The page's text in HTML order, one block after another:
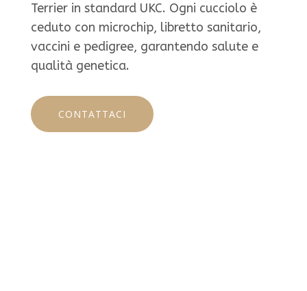
Terrier in standard UKC. Ogni cucciolo è
ceduto con microchip, libretto sanitario,
vaccini e pedigree, garantendo salute e
qualità genetica.
CONTATTACI